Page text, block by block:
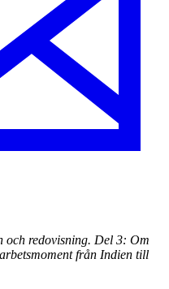
och redovisning. Del 3: Om
från Indien till